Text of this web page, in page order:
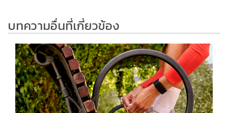
บทความอื่นที่เกี่ยวข้อง